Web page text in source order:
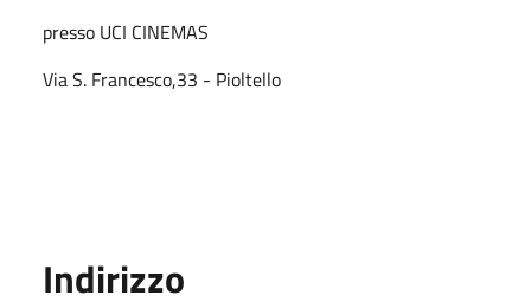
presso UCI CINEMAS
Via S. Francesco,33 - Pioltello
Indirizzo